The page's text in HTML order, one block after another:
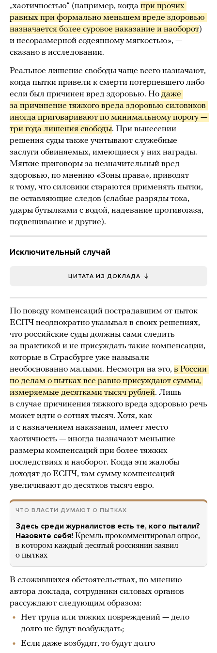
„хаотичностью“ (например, когда при прочих
равных при формально меньшем вреде здоровью
назначается более суровое наказание и наоборот)
и несоразмерной содеянному мягкостью», —
сказано в исследовании.
Реальное лишение свободы чаще всего назначают,
когда пытки привели к смерти потерпевшего либо
если был причинен вред здоровью. Но даже
за причинение тяжкого вреда здоровью силовиков
иногда приговаривают по минимальному порогу —
три года лишения свободы. При вынесении
решения суды также учитывают служебные
заслуги обвиняемых, имеющиеся у них награды.
Мягкие приговоры за незначительный вред
здоровью, по мнению «Зоны права», приводят
к тому, что силовики стараются применять пытки,
не оставляющие следов (слабые разряды тока,
удары бутылками с водой, надевание противогаза,
подвешивание и другие).
Исключительный случай
ЦИТАТА ИЗ ДОКЛАДА
По поводу компенсаций пострадавшим от пыток
ЕСПЧ неоднократно указывал в своих решениях,
что российские суды должны сами следить
за практикой и не присуждать такие компенсации,
которые в Страсбурге уже называли
необоснованно малыми. Несмотря на это, в России
по делам о пытках все равно присуждают суммы,
измеряемые десятками тысяч рублей. Лишь
в случае причинения тяжкого вреда здоровью речь
может идти о сотнях тысяч. Хотя, как
и с назначением наказания, имеет место
хаотичность — иногда назначают меньшие
размеры компенсаций при более тяжких
последствиях и наоборот. Когда эти жалобы
доходят до ЕСПЧ, там сумму компенсаций
увеличивают до десятков тысяч евро.
ЧТО ВЛАСТИ ДУМАЮТ О ПЫТКАХ
Здесь среди журналистов есть те, кого пытали?
Назовите себя! Кремль прокомментировал опрос,
в котором каждый десятый россиянин заявил
о пытках
В сложившихся обстоятельствах, по мнению
автора доклада, сотрудники силовых органов
рассуждают следующим образом:
Нет трупа или тяжких повреждений — дело
долго не будут возбуждать;
Если даже возбудят, то будут долго